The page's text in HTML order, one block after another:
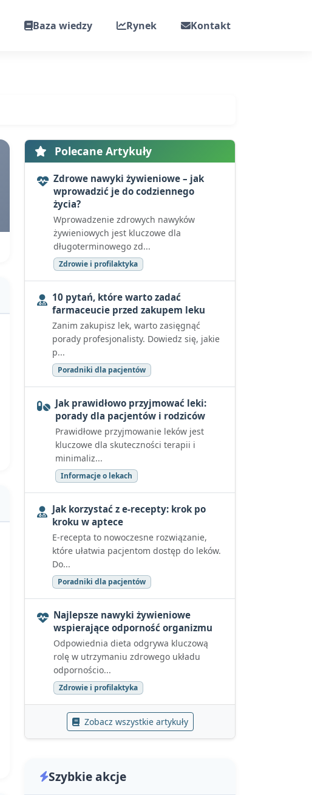
Baza wiedzy Rynek Kontakt
Polecane Artykuły
Zdrowe nawyki żywieniowe – jak
wprowadzić je do codziennego
życia?
Wprowadzenie zdrowych nawyków
żywieniowych jest kluczowe dla
długoterminowego zd...
Zdrowie i profilaktyka
10 pytań, które warto zadać
farmaceucie przed zakupem leku
Zanim zakupisz lek, warto zasięgnąć
porady profesjonalisty. Dowiedz się, jakie
p...
Poradniki dla pacjentów
Jak prawidłowo przyjmować leki:
porady dla pacjentów i rodziców
Prawidłowe przyjmowanie leków jest
kluczowe dla skuteczności terapii i
minimaliz...
Informacje o lekach
Jak korzystać z e-recepty: krok po
kroku w aptece
E-recepta to nowoczesne rozwiązanie,
które ułatwia pacjentom dostęp do leków.
Do...
Poradniki dla pacjentów
Najlepsze nawyki żywieniowe
wspierające odporność organizmu
Odpowiednia dieta odgrywa kluczową
rolę w utrzymaniu zdrowego układu
odpornościo...
Zdrowie i profilaktyka
Zobacz wszystkie artykuły
Szybkie akcje